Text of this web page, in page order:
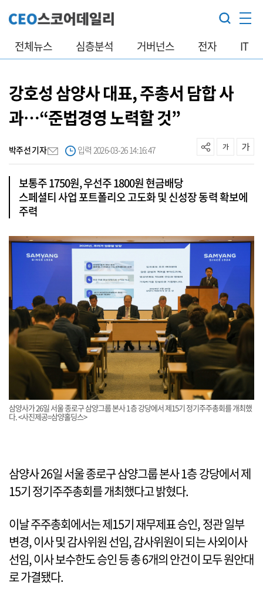
전체뉴스 심층분석 거버넌스 전자 IT
강호성 삼양사 대표, 주총서 담합 사
과…“준법경영 노력할 것”
박주선 기자 입력 2026-03-26 14:16:47
보통주 1750원, 우선주 1800원 현금배당
스페셜티 사업 포트폴리오 고도화 및 신성장 동력 확보에
주력
삼양사가 26일 서울 종로구 삼양그룹 본사 1층 강당에서 제15기 정기주주총회를 개최했
다. <사진제공=삼양홀딩스>
삼양사 26일 서울 종로구 삼양그룹 본사 1층 강당에서 제
15기 정기주주총회를 개최했다고 밝혔다.
이날 주주총회에서는 제15기 재무제표 승인, 정관 일부
변경, 이사 및 감사위원 선임, 감사위원이 되는 사외이사
선임, 이사 보수한도 승인 등 총 6개의 안건이 모두 원안대
로 가결됐다.